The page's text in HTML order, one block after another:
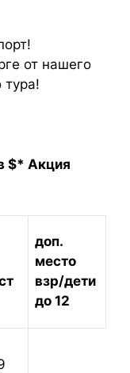
от нашего
тура!
$* Акция
доп.
место
взр/дети
до 12